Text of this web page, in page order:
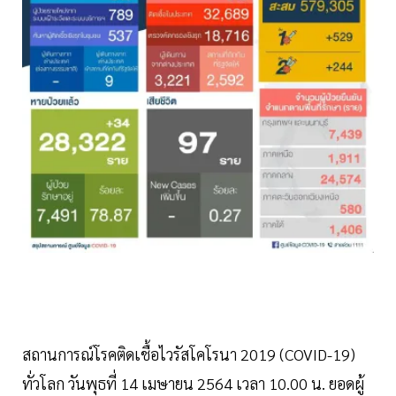
สถานการณ์โรคติดเชื้อไวรัสโคโรนา 2019 (COVID-19)
ทั่วโลก วันพุธที่ 14 เมษายน 2564 เวลา 10.00 น. ยอดผู้